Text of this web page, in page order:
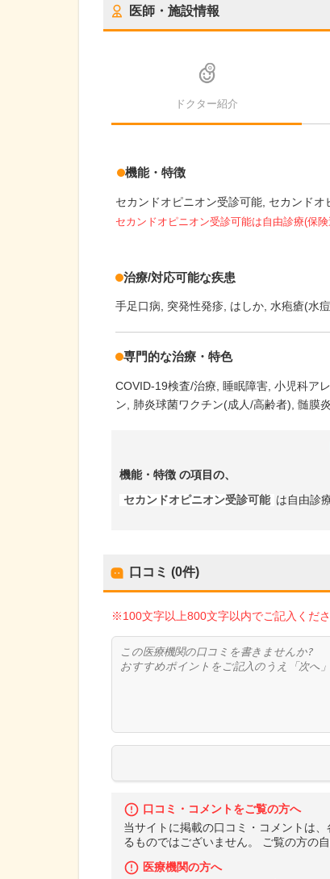
医師・施設情報
ドクター紹介
機能・特徴
セカンドオピニオン受診可能 セカンドオ
セカンドオピニオン受診可能は自由診療(保
治療/対応可能な疾患
手足口病 突発性発疹 はしか 水疱瘡(水
専門的な治療・特色
COVID-19検査/治療 睡眠障害 小児科ア
ン
肺炎球菌ワクチン(成人/高齢者) 髄膜
機能・特徴 の項目の、
セカンドオピニオン受診可能 は自由診
口コミ (0件)
※100文字以上800文字以内でご記入くだ
口コミ・コメントをご覧の方へ
当サイトに掲載の口コミ・コメントは
るものではございません。 ご覧の方の
医療機関の方へ